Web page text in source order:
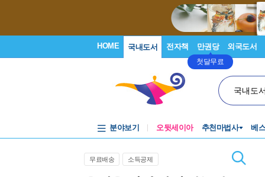
HOME 국내도서 전자책 만권당
첫달무료
외국도서
국내도
분야보기 오뒷세이아 추천마법사 베
무료배송 소득공제